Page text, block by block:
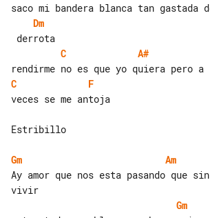
Dm
C
A#
C
F
veces se me antoja
Estribillo
Gm
Am
Ay amor que nos esta pasando que sin
Gm